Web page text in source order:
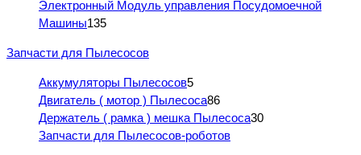
Электронный Модуль управления Посудомоечной
Машины135
Запчасти для Пылесосов
Аккумуляторы Пылесосов5
Двигатель ( мотор ) Пылесоса86
Держатель ( рамка ) мешка Пылесоса30
Запчасти для Пылесосов-роботов